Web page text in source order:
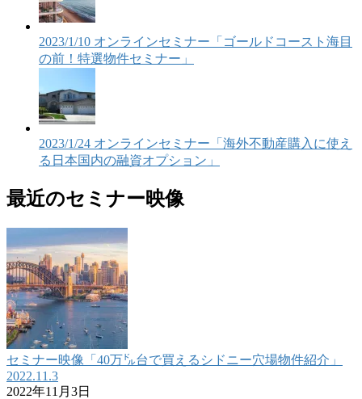
2023/1/10 オンラインセミナー「ゴールドコースト海目
の前！特選物件セミナー」
2023/1/24 オンラインセミナー「海外不動産購入に使え
る日本国内の融資オプション」
最近のセミナー映像
セミナー映像「40万㌦台で買えるシドニー穴場物件紹介」
2022.11.3
2022年11月3日